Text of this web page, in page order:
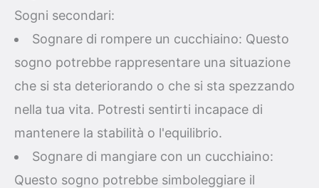
Sogni secondari:
Sognare di rompere un cucchiaino: Questo
sogno potrebbe rappresentare una situazione
che si sta deteriorando o che si sta spezzando
nella tua vita. Potresti sentirti incapace di
mantenere la stabilità o l'equilibrio.
Sognare di mangiare con un cucchiaino:
Questo sogno potrebbe simboleggiare il